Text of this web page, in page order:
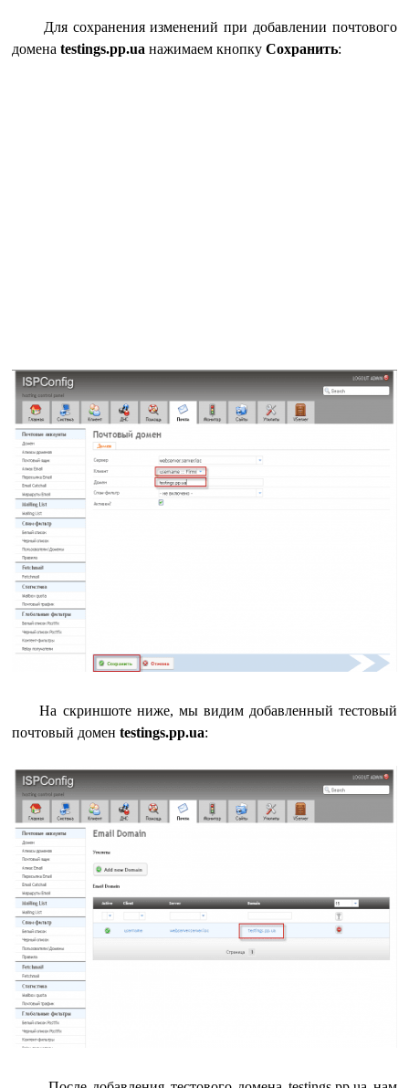
Для сохранения изменений при добавлении почтового
доменаtestings.pp.ua нажимаем кнопкуСохранить:
На скриншоте ниже, мы видим добавленный тестовый
почтовый доменtestings.pp.ua: